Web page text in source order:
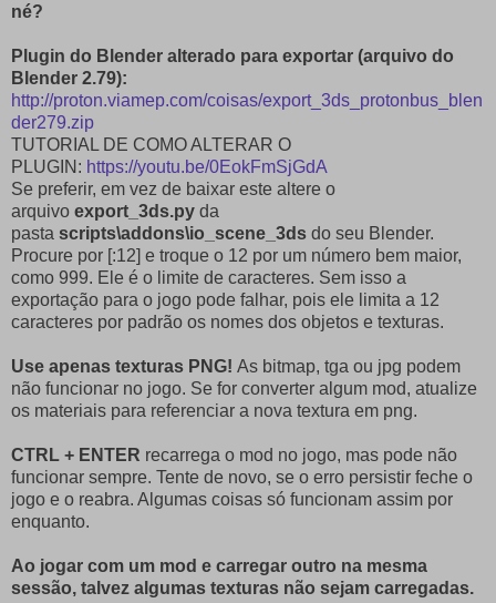
né?
Plugin do Blender alterado para exportar (arquivo do
Blender 2.79):
http://proton.viamep.com/coisas/export_3ds_protonbus_blen
der279.zip
TUTORIAL DE COMO ALTERAR O
PLUGIN: https://youtu.be/0EokFmSjGdA
Se preferir, em vez de baixar este altere o
arquivo export_3ds.py da
pasta scripts\addons\io_scene_3ds do seu Blender.
Procure por [:12] e troque o 12 por um número bem maior,
como 999. Ele é o limite de caracteres. Sem isso a
exportação para o jogo pode falhar, pois ele limita a 12
caracteres por padrão os nomes dos objetos e texturas.
Use apenas texturas PNG! As bitmap, tga ou jpg podem
não funcionar no jogo. Se for converter algum mod, atualize
os materiais para referenciar a nova textura em png.
CTRL + ENTER recarrega o mod no jogo, mas pode não
funcionar sempre. Tente de novo, se o erro persistir feche o
jogo e o reabra. Algumas coisas só funcionam assim por
enquanto.
Ao jogar com um mod e carregar outro na mesma
sessão, talvez algumas texturas não sejam carregadas.